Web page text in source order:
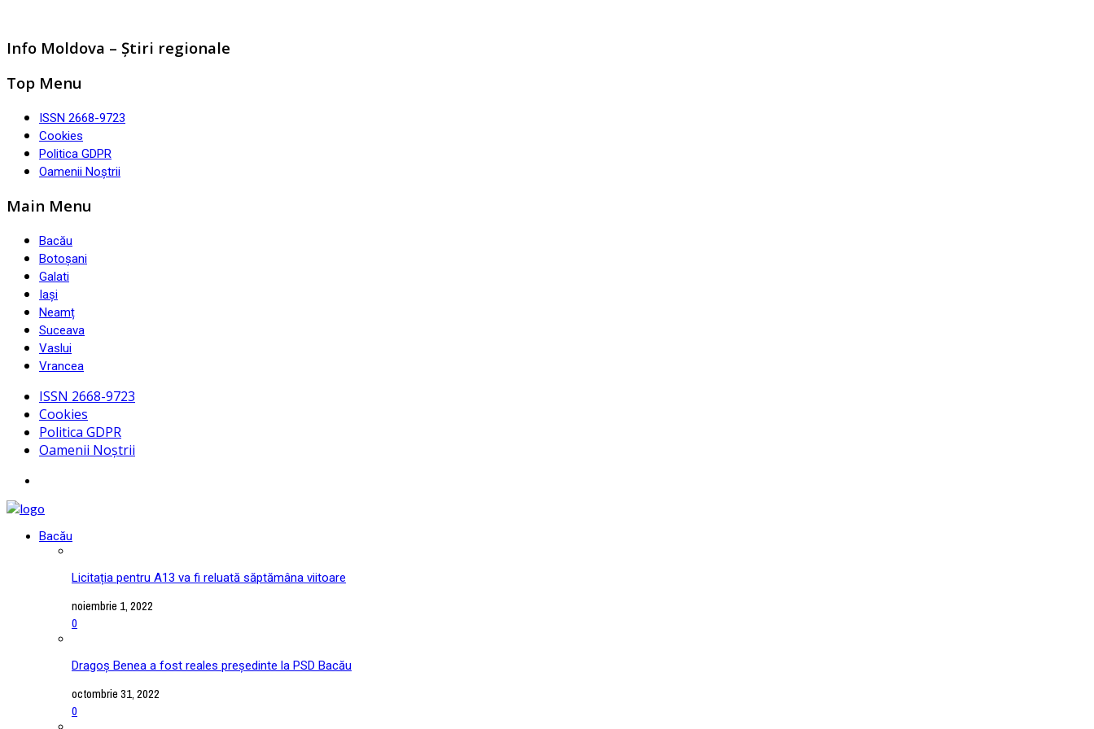
Info Moldova – Știri regionale
Top Menu
ISSN 2668-9723
Cookies
Politica GDPR
Oamenii Noștrii
Main Menu
Bacău
Botoșani
Galati
Iași
Neamț
Suceava
Vaslui
Vrancea
ISSN 2668-9723
Cookies
Politica GDPR
Oamenii Noștrii
Bacău
Licitația pentru A13 va fi reluată săptămâna viitoare
noiembrie 1, 2022
0
Dragoș Benea a fost reales președinte la PSD Bacău
octombrie 31, 2022
0